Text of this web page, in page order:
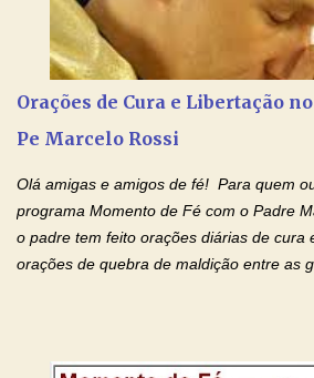
Amados, durante toda esta semana
pais. Vamos dedicar um dia para os pais
estão doentes, pais que estão longe dos
falecidos, pais que tem problemas com
Orações de Cura e Libertação
Pe Marcelo Rossi
Olá amigas e amigos de fé! Para quem
programa Momento de Fé com o Padre
o padre tem feito orações diárias de cura
orações de quebra de maldição entre as
por estas valiosas orações. Tenham um